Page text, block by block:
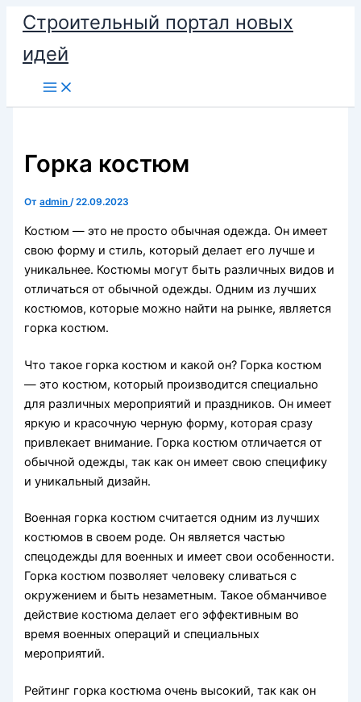
Перейти
содержимому
Строительный портал новых
идей
Горка костюм
Отadmin/22.09.2023
Костюм — это не просто обычная одежда. Он имеет
свою форму и стиль, который делает его лучше и
уникальнее. Костюмы могут быть различных видов и
отличаться от обычной одежды. Одним из лучших
костюмов, которые можно найти на рынке, является
горка костюм.
Что такое горка костюм и какой он? Горка костюм
— это костюм, который производится специально
для различных мероприятий и праздников. Он имеет
яркую и красочную черную форму, которая сразу
привлекает внимание. Горка костюм отличается от
обычной одежды, так как он имеет свою специфику
и уникальный дизайн.
Военная горка костюм считается одним из лучших
костюмов в своем роде. Он является частью
спецодежды для военных и имеет свои особенности.
Горка костюм позволяет человеку сливаться с
окружением и быть незаметным. Такое обманчивое
действие костюма делает его эффективным во
время военных операций и специальных
мероприятий.
Рейтинг горка костюма очень высокий, так как он